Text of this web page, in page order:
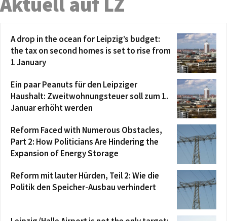
A drop in the ocean for Leipzig’s budget:
the tax on second homes is set to rise from
1 January
Ein paar Peanuts für den Leipziger
Haushalt: Zweitwohnungsteuer soll zum 1.
Januar erhöht werden
Reform Faced with Numerous Obstacles,
Part 2: How Politicians Are Hindering the
Expansion of Energy Storage
Reform mit lauter Hürden, Teil 2: Wie die
Politik den Speicher-Ausbau verhindert